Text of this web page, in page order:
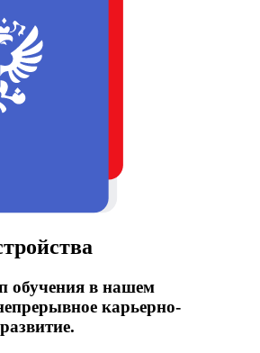
обучения в нашем
карьерно-